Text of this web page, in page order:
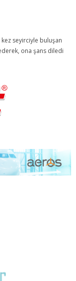
seyirciyle buluşan
ona şans diledi